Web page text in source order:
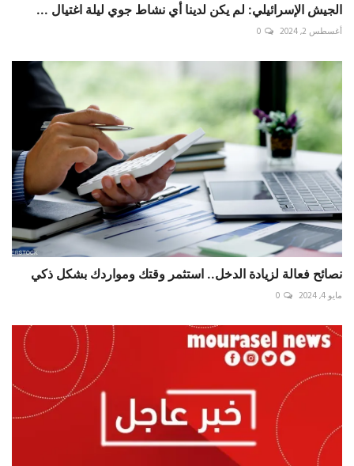
الجيش الإسرائيلي: لم يكن لدينا أي نشاط جوي ليلة اغتيال ...
أغسطس 2, 2024 0
نصائح فعالة لزيادة الدخل.. استثمر وقتك ومواردك بشكل ذكي
مايو 4, 2024 0